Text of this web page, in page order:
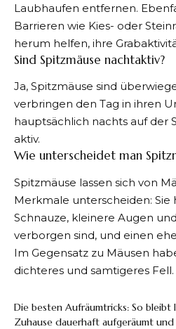
Laubhaufen entfernen.
Barrieren wie Kies- oder
herum helfen, ihre
Sind Spitzmäuse nachtaktiv?
Ja, Spitzmäuse sind
verbringen den Tag in ihren
hauptsächlich nachts auf der
aktiv.
Wie unterscheidet man
Spitzmäuse lassen sich von
Merkmale unterscheiden: Sie
Schnauze, kleinere Augen
verborgen sind, und einen
Im Gegensatz zu Mäusen
dichteres und samtigeres Fell.
Die besten Aufräumtricks: So bleibt
Zuhause dauerhaft aufgeräumt und